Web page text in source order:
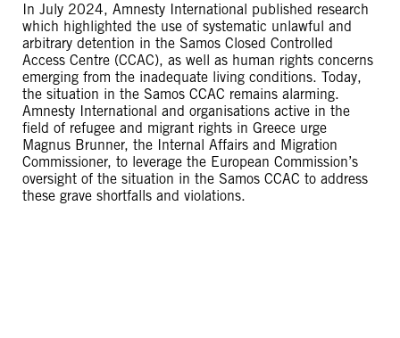
In July 2024, Amnesty International published research
which highlighted the use of systematic unlawful and
arbitrary detention in the Samos Closed Controlled
Access Centre (CCAC), as well as human rights concerns
emerging from the inadequate living conditions. Today,
the situation in the Samos CCAC remains alarming.
Amnesty International and organisations active in the
field of refugee and migrant rights in Greece urge
Magnus Brunner, the Internal Affairs and Migration
Commissioner, to leverage the European Commission’s
oversight of the situation in the Samos CCAC to address
these grave shortfalls and violations.